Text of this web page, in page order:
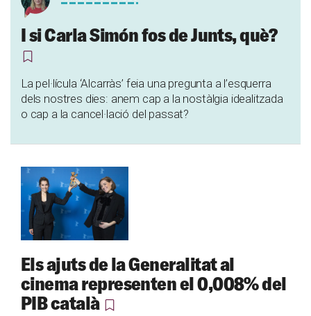
I si Carla Simón fos de Junts, què?
La pel·lícula ‘Alcarràs’ feia una pregunta a l’esquerra
dels nostres dies: anem cap a la nostàlgia idealitzada
o cap a la cancel·lació del passat?
Els ajuts de la Generalitat al
cinema representen el 0,008% del
PIB català